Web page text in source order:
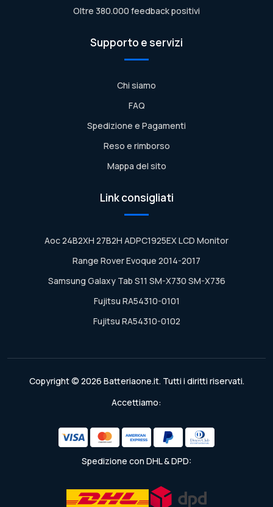
Oltre 380.000 feedback positivi
Supporto e servizi
Chi siamo
FAQ
Spedizione e Pagamenti
Reso e rimborso
Mappa del sito
Link consigliati
Aoc 24B2XH 27B2H ADPC1925EX LCD Monitor
Range Rover Evoque 2014-2017
Samsung Galaxy Tab S11 SM-X730 SM-X736
Fujitsu RA54310-0101
Fujitsu RA54310-0102
Copyright © 2026 Batteriaone.it. Tutti i diritti riservati.
Accettiamo:
Spedizione con DHL & DPD: